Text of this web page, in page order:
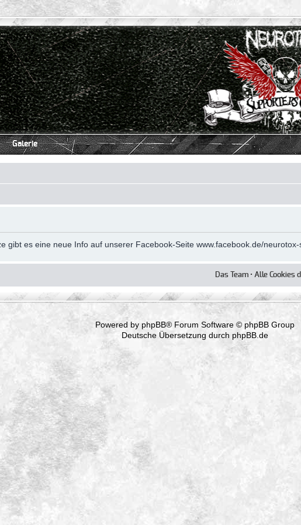
Galerie
gibt es eine neue Info auf unserer Facebook-Seite www.facebook.de/neurotox-
Das Team• Alle Cookies
Powered by phpBB® Forum Software © phpBB Group
Deutsche Übersetzung durch phpBB.de